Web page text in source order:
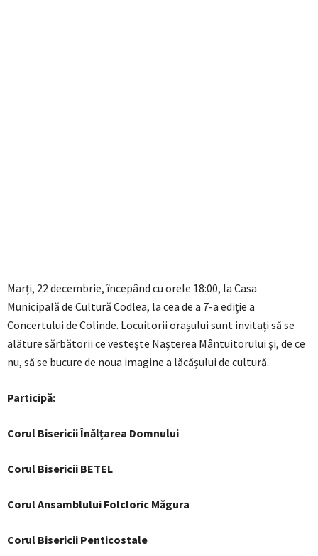
Marți, 22 decembrie, începând cu orele 18:00, la Casa
Municipală de Cultură Codlea, la cea de a 7-a ediție a
Concertului de Colinde. Locuitorii orașului sunt invitați să se
alăture sărbătorii ce vestește Nașterea Mântuitorului și, de ce
nu, să se bucure de noua imagine a lăcășului de cultură.
Participă:
Corul Bisericii Înălțarea Domnului
Corul Bisericii BETEL
Corul Ansamblului Folcloric Măgura
Corul Bisericii Penticostale